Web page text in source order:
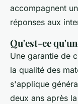
accompagnent
réponses aux
Qu'est-ce
Une garantie de
la qualité des
s'applique
deux ans après